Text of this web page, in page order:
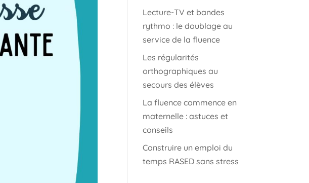
Lecture-TV et bandes
rythmo : le doublage au
service de la fluence
Les régularités
orthographiques au
secours des élèves
La fluence commence en
maternelle : astuces et
conseils
Construire un emploi du
temps RASED sans stress